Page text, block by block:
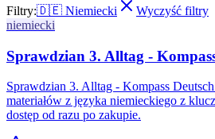
Filtry:🇩🇪 Niemiecki
Wyczyść filtry
niemiecki
Sprawdzian 3. Alltag -
Sprawdzian 3. Alltag - Kompass
materiałów z języka niemieckiego z
dostęp od razu po zakupie.